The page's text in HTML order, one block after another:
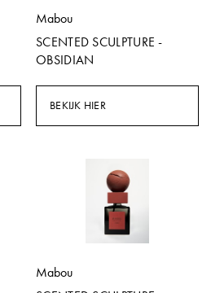
Mabou
SCENTED SCULPTURE -
OBSIDIAN
BEKIJK HIER
Mabou